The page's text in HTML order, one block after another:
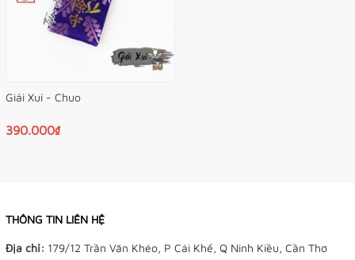
Giải Xui - Chuo
390.000₫
THÔNG TIN LIÊN HỆ
Địa chỉ: 179/12 Trần Văn Khéo, P Cái Khế, Q Ninh Kiều, Cần Thơ